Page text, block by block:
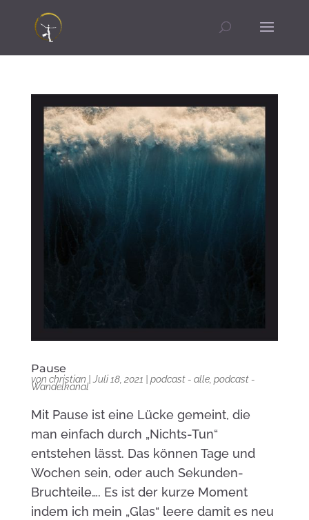
Pause
von christian |Juli 18, 2021 podcast - alle, podcast -
Wandelkanal
Mit Pause ist eine Lücke gemeint, die
man einfach durch „Nichts-Tun“
entstehen lässt. Das können Tage und
Wochen sein, oder auch Sekunden-
Bruchteile…. Es ist der kurze Moment
indem ich mein „Glas“ leere damit es neu